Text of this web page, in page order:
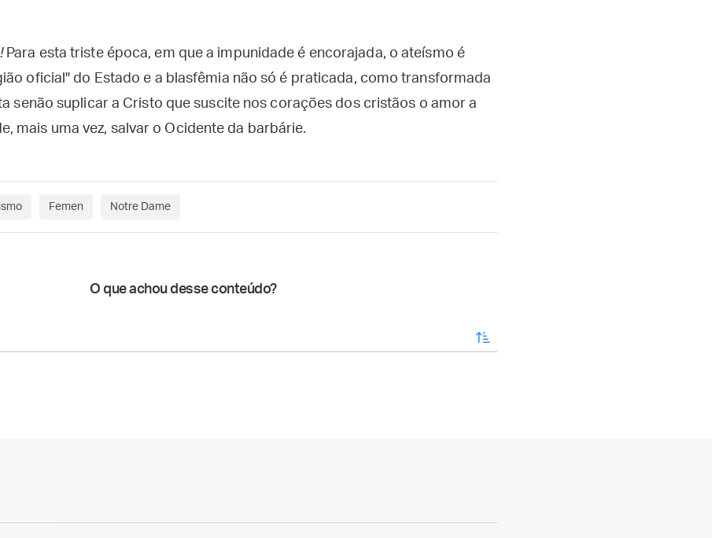
Para esta triste época, em que a impunidade é encorajada, o ateísmo é
oficial" do Estado e a blasfêmia não só é praticada, como transformada
senão suplicar a Cristo que suscite nos corações dos cristãos o amor a
mais uma vez, salvar o Ocidente da barbárie.
Femen Notre Dame
O que achou desse conteúdo?
enviar